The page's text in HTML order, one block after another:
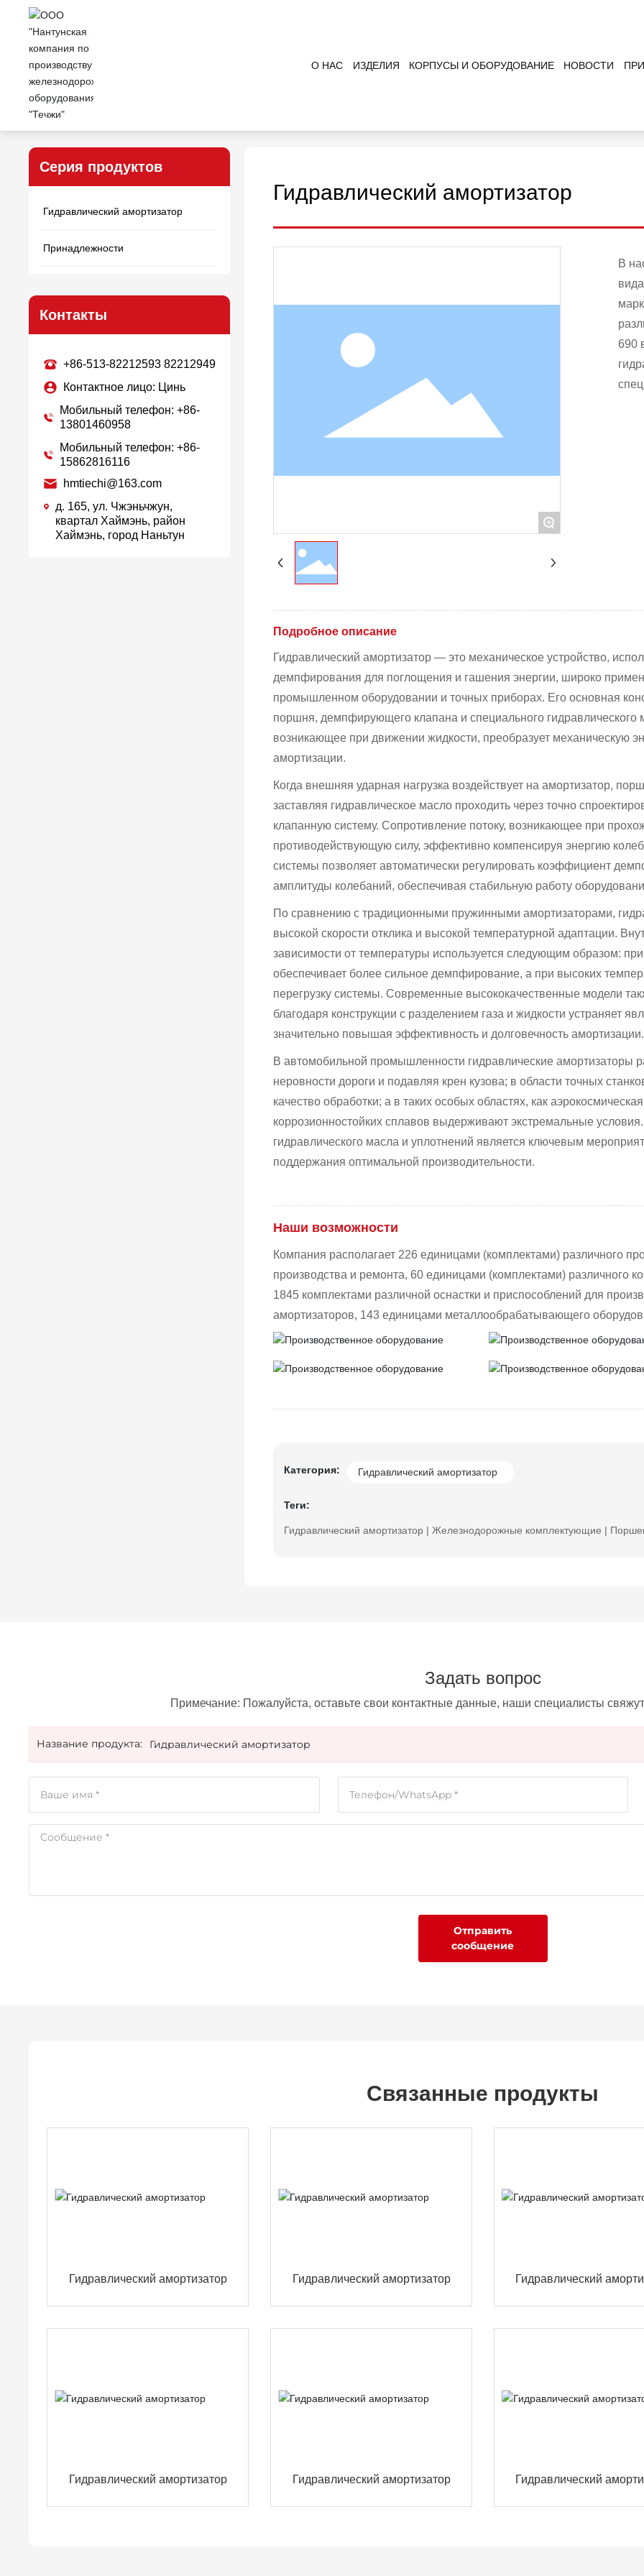
О НАС ИЗДЕЛИЯ КОРПУСЫ И ОБОРУДОВАНИЕ НОВОСТИ
Главная страница
Серия продуктов
Гидравлический амортизатор
Принадлежности
Контакты
+86-513-82212593 82212949
Контактное лицо: Цинь
Мобильный телефон: +86-
13801460958
Мобильный телефон: +86-
15862816116
hmtiechi@163.com
д. 165, ул. Чжэньчжун,
квартал Хаймэнь, район
Хаймэнь, город Наньтун
Гидравлический амортизатор
+
В
690
Подробное описание
Гидравлический амортизатор — это механическое устройство,
демпфирования для поглощения и гашения энергии, широко
промышленном оборудовании и точных приборах. Его основная
поршня, демпфирующего клапана и специального гидравлического
возникающее при движении жидкости, преобразует механическую
амортизации.
Когда внешняя ударная нагрузка воздействует на амортизатор,
заставляя гидравлическое масло проходить через точно
клапанную систему. Сопротивление потоку, возникающее при
противодействующую силу, эффективно компенсируя энергию
системы позволяет автоматически регулировать коэффициент
амплитуды колебаний, обеспечивая стабильную работу
По сравнению с традиционными пружинными амортизаторами,
высокой скорости отклика и высокой температурной адаптации.
зависимости от температуры используется следующим образом:
обеспечивает более сильное демпфирование, а при высоких
перегрузку системы. Современные высококачественные модели
благодаря конструкции с разделением газа и жидкости устраняет
значительно повышая эффективность и долговечность амортизации.
В автомобильной промышленности гидравлические амортизаторы
неровности дороги и подавляя крен кузова; в области точных
качество обработки; а в таких особых областях, как
коррозионностойких сплавов выдерживают экстремальные
гидравлического масла и уплотнений является ключевым
поддержания оптимальной производительности.
Наши возможности
Компания располагает 226 единицами (комплектами) различного
производства и ремонта, 60 единицами (комплектами) различного
1845 комплектами различной оснастки и приспособлений для
амортизаторов, 143 единицами металлообрабатывающего
Категория: Гидравлический амортизатор
Теги:
Гидравлический амортизатор | Железнодорожные комплектующие |
Задать вопрос
Примечание: Пожалуйста, оставьте свои контактные данные, наши специалисты
Название продукта: Гидравлический амортизатор
Отправить
сообщение
Связанные продукты
Гидравлический амортизатор Гидравлический амортизатор Гидравлический
Гидравлический амортизатор Гидравлический амортизатор Гидравлический